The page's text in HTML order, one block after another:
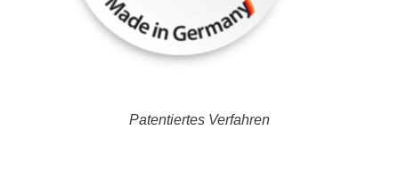
Patentiertes Verfahren